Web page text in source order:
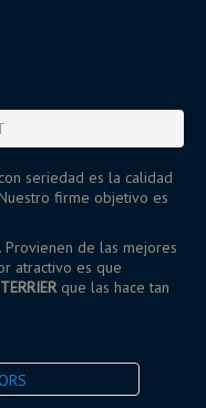
seriedad es la calidad
firme objetivo es
Provienen de las mejores
atractivo es que
que las hace tan